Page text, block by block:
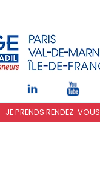
JE PRENDS RENDEZ-VOUS